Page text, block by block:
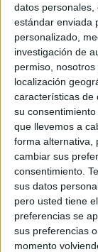
datos personales,
estándar enviada
personalizado,
investigación de
permiso,
localización
características de
su
que llevemos a
forma alternativa,
cambiar sus
consentimiento.
sus datos
pero usted tiene
preferencias se
sus preferencias
momento
incluyen una
momento
El accidente se
Coronel Gautier
los testigos, el
del coche huyó
la altura de la
en el lugar del
causa del
nada más
de las 20:00
presenciales e
Policía Local, el